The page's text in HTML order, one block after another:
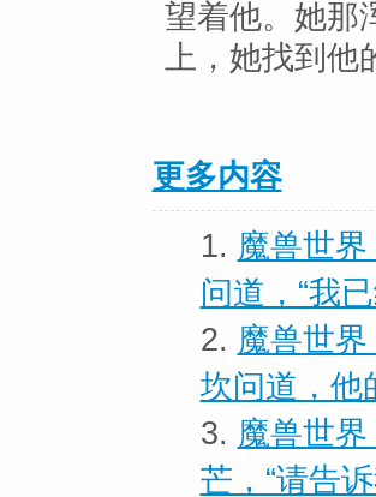
望着他。她那
上，她找到
更多内容
1. 魔兽世
问道，“我
2. 魔兽世
坎问道，他
3. 魔兽世
芒，“请告